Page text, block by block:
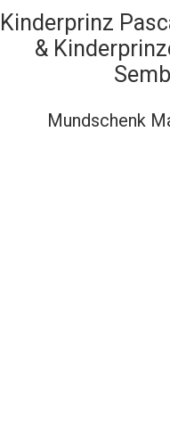
Kinderprinz
&
Mundschenk